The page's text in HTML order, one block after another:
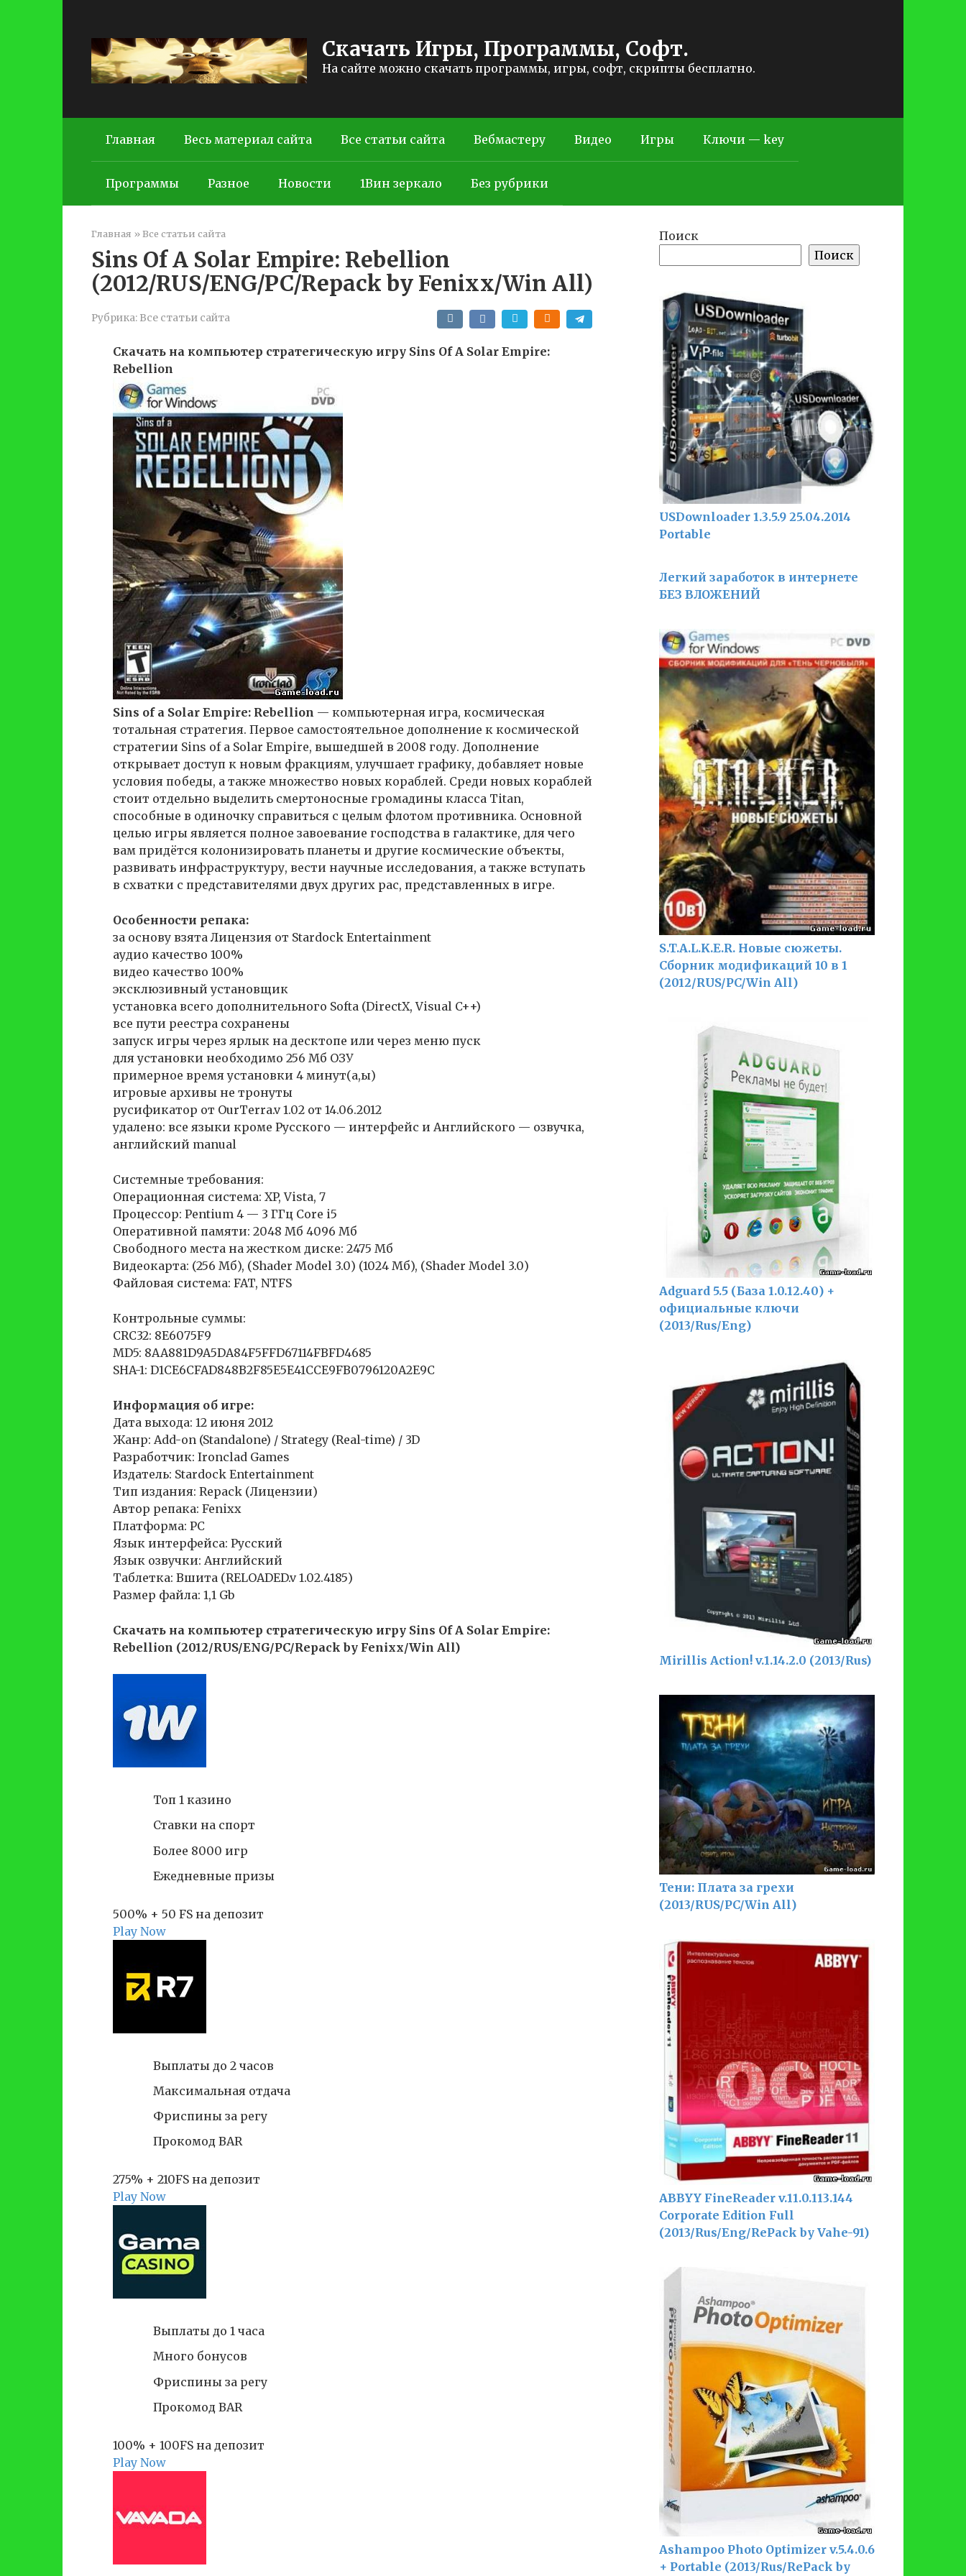
Скачать Игры, Программы, Софт.
На сайте можно скачать программы, игры, софт, скрипты бесплатно.
Главная Весь материал сайта Все статьи сайта Вебмастеру Видео Игры Ключи — key
Программы Разное Новости 1Вин зеркало Без рубрики
Главная »Все статьи сайта
Sins Of A Solar Empire: Rebellion
(2012/RUS/ENG/PC/Repack by Fenixx/Win All)
Рубрика: Все статьи сайта
Скачать на компьютер стратегическую игру Sins Of A Solar Empire:
Rebellion
Sins of a Solar Empire: Rebellion — компьютерная игра, космическая
тотальная стратегия. Первое самостоятельное дополнение к космической
стратегии Sins of a Solar Empire, вышедшей в 2008 году. Дополнение
открывает доступ к новым фракциям, улучшает графику, добавляет новые
условия победы, а также множество новых кораблей. Среди новых кораблей
стоит отдельно выделить смертоносные громадины класса Titan,
способные в одиночку справиться с целым флотом противника. Основной
целью игры является полное завоевание господства в галактике, для чего
вам придётся колонизировать планеты и другие космические объекты,
развивать инфраструктуру, вести научные исследования, а также вступать
в схватки с представителями двух других рас, представленных в игре.
Особенности репака:
за основу взята Лицензия от Stardock Entertainment
аудио качество 100%
видео качество 100%
эксклюзивный установщик
установка всего дополнительного Softa (DirectX, Visual C++)
все пути реестра сохранены
запуск игры через ярлык на десктопе или через меню пуск
для установки необходимо 256 Мб ОЗУ
примерное время установки 4 минут(а,ы)
игровые архивы не тронуты
русификатор от OurTerra.v 1.02 от 14.06.2012
удалено: все языки кроме Русского — интерфейс и Английского — озвучка,
английский manual
Системные требования:
Операционная система: XP, Vista, 7
Процессор: Pentium 4 — 3 ГГц Core i5
Оперативной памяти: 2048 Мб 4096 Мб
Свободного места на жестком диске: 2475 Мб
Видеокарта: (256 Мб), (Shader Model 3.0) (1024 Мб), (Shader Model 3.0)
Файловая система: FAT, NTFS
Контрольные суммы:
CRC32: 8E6075F9
MD5: 8AA881D9A5DA84F5FFD67114FBFD4685
SHA-1: D1CE6CFAD848B2F85E5E41CCE9FB0796120A2E9C
Информация об игре:
Дата выхода: 12 июня 2012
Жанр: Add-on (Standalone) / Strategy (Real-time) / 3D
Разработчик: Ironclad Games
Издатель: Stardock Entertainment
Тип издания: Repack (Лицензии)
Автор репака: Fenixx
Платформа: PC
Язык интерфейса: Русский
Язык озвучки: Английский
Таблетка: Вшита (RELOADED.v 1.02.4185)
Размер файла: 1,1 Gb
Скачать на компьютер стратегическую игру Sins Of A Solar Empire:
Rebellion (2012/RUS/ENG/PC/Repack by Fenixx/Win All)
Топ 1 казино
Ставки на спорт
Более 8000 игр
Ежедневные призы
500% + 50 FS на депозит
Play Now
Выплаты до 2 часов
Максимальная отдача
Фриспины за регу
Прокомод BAR
275% + 210FS на депозит
Play Now
Выплаты до 1 часа
Много бонусов
Фриспины за регу
Прокомод BAR
100% + 100FS на депозит
Play Now
Поиск
Поиск
USDownloader 1.3.5.9 25.04.2014
Portable
Легкий заработок в интернете
БЕЗ ВЛОЖЕНИЙ
S.T.A.L.K.E.R. Новые сюжеты.
Сборник модификаций 10 в 1
(2012/RUS/PC/Win All)
Adguard 5.5 (База 1.0.12.40) +
официальные ключи
(2013/Rus/Eng)
Mirillis Action! v.1.14.2.0 (2013/Rus)
Тени: Плата за грехи
(2013/RUS/PC/Win All)
ABBYY FineReader v.11.0.113.144
Corporate Edition Full
(2013/Rus/Eng/RePack by Vahe-91)
Ashampoo Photo Optimizer v.5.4.0.6
+ Portable (2013/Rus/RePack by